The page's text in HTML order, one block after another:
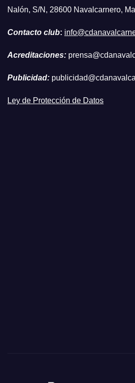
Nalón, S/N, 28600 Navalcarnero,
Contacto club:
Acreditaciones:
Publicidad:
Ley de Protección de Datos